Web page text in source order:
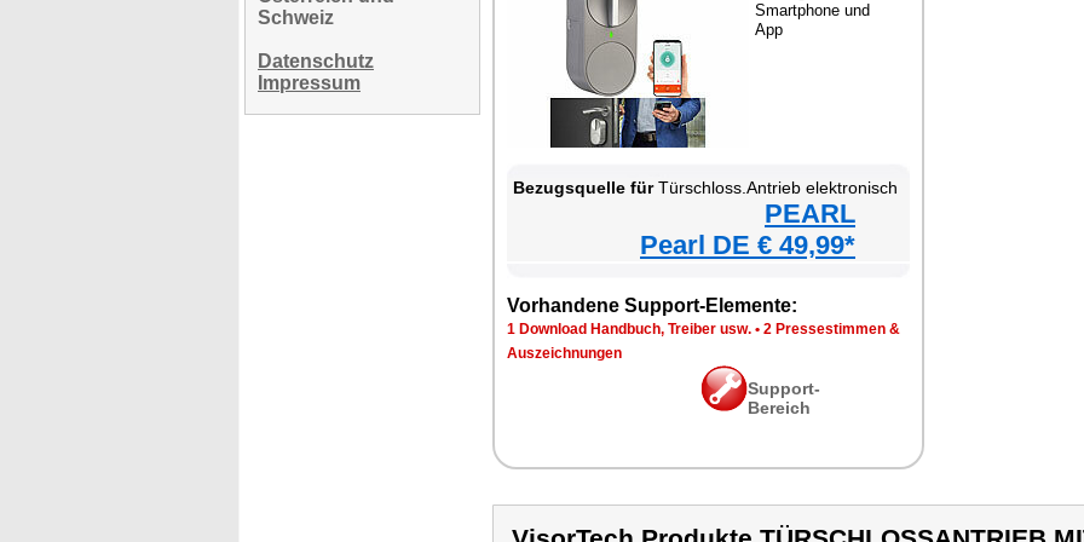
Schweiz
Datenschutz
Impressum
Smartphone und
App
Bezugsquelle fürTürschloss.Antrieb elektronisch
PEARL
Pearl DE € 49,99*
Vorhandene Support-Elemente:
1 Download Handbuch, Treiber usw. • 2 Pressestimmen &
Auszeichnungen
Support-
Bereich